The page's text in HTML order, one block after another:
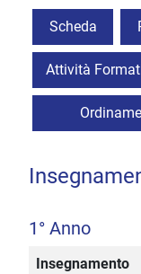
Scheda
Attività
1° Anno
Insegnamento